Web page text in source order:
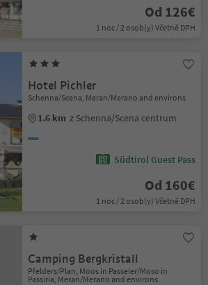
Od 126€
1 noc / 2 osob(y) Včetně DPH
Hotel Pichler
Schenna/Scena, Meran/Merano and environs
1.6 km z Schenna/Scena centrum
Südtirol Guest Pass
Od 160€
1 noc / 2 osob(y) Včetně DPH
Camping Bergkristall
Pfelders/Plan, Moos in Passeier/Moso in
Passiria, Meran/Merano and environs